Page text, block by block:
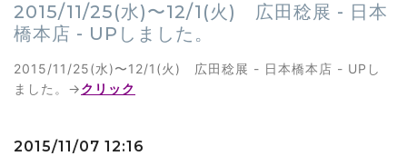
2015/11/25(水)〜12/1(火) 広田稔展 - 日本
橋本店 - UPしました。
2015/11/25(水)〜12/1(火) 広田稔展 - 日本橋本店 - UPし
ました。→クリック
2015/11/07 12:16